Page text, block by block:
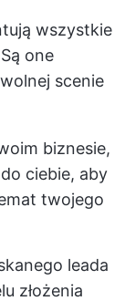
wszystkie
one
scenie
biznesie,
ciebie, aby
twojego
leada
złożenia